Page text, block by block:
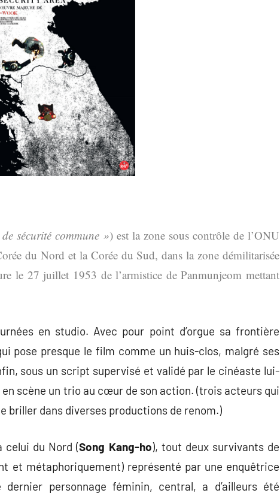
sécurité commune ») est la zone sous contrôle de l’ONU
du Nord et la Corée du Sud, dans la zone démilitarisée
le 27 juillet 1953 de l’armistice de Panmunjeom mettant
en studio. Avec pour point d’orgue sa frontière
pose presque le film comme un huis-clos, malgré ses
sous un script supervisé et validé par le cinéaste lui-
scène un trio au cœur de son action. (trois acteurs qui
briller dans diverses productions de renom.)
celui du Nord (Song Kang-ho), tout deux survivants de
et métaphoriquement) représenté par une enquêtrice
dernier personnage féminin, central, a d’ailleurs été